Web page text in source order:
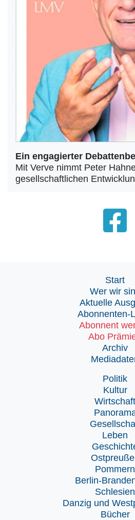
Ein engagierter
Mit Verve nimmt Peter
gesellschaftlichen
Start
Wer wir
Aktuelle
Abonnenten-
Abonnent
Abo
Archiv
Politik
Kultur
Wirtschaft
Leben
Pommern
Berlin-
Schlesien
Danzig und
Bücher